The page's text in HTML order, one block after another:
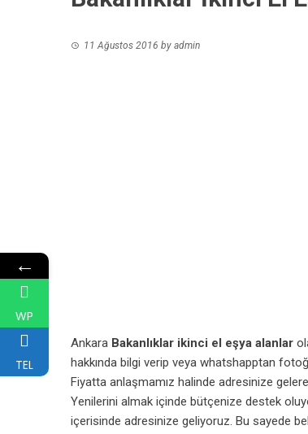
11 Ağustos 2016 by admin
Ankara Bakanlıklar ikinci el eşya alanlar
hakkında bilgi verip veya whatshapptan
Fiyatta anlaşmamız halinde adresinize
Yenilerini almak içinde bütçenize destek
içerisinde adresinize geliyoruz. Bu sayede
←
WP
TEL